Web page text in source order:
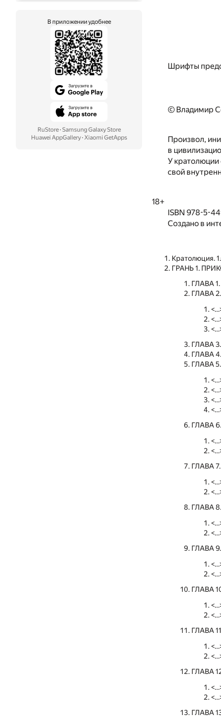
В приложении удобнее
RuStore· Samsung Galaxy Store
Huawei AppGallery· Xiaomi GetApps
Шрифты
© Владимир
Произвол,
в
У кратолюции
свой
18+
ISBN 978-5-
Создано в
Кратолюция.
ГРАНЬ 1.
ГЛАВА
ГЛАВА
ГЛАВА
ГЛАВА
ГЛАВА
ГЛАВА
ГЛАВА
ГЛАВА
ГЛАВА
ГЛАВА
ГЛАВА
ГЛАВА
ГЛАВА